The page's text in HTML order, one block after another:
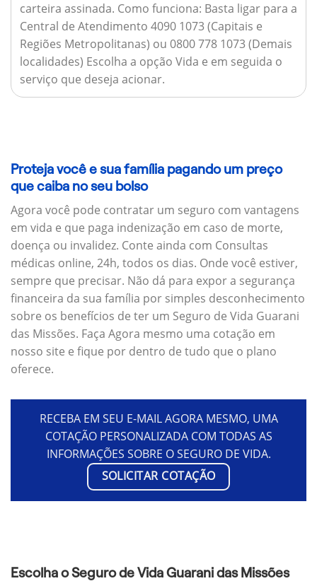
carteira assinada. Como funciona: Basta ligar para a
Central de Atendimento 4090 1073 (Capitais e
Regiões Metropolitanas) ou 0800 778 1073 (Demais
localidades) Escolha a opção Vida e em seguida o
serviço que deseja acionar.
Proteja você e sua família pagando um preço
que caiba no seu bolso
Agora você pode contratar um seguro com vantagens
em vida e que paga indenização em caso de morte,
doença ou invalidez. Conte ainda com Consultas
médicas online, 24h, todos os dias. Onde você estiver,
sempre que precisar. Não dá para expor a segurança
financeira da sua família por simples desconhecimento
sobre os benefícios de ter um Seguro de Vida Guarani
das Missões. Faça Agora mesmo uma cotação em
nosso site e fique por dentro de tudo que o plano
oferece.
RECEBA EM SEU E-MAIL AGORA MESMO, UMA
COTAÇÃO PERSONALIZADA COM TODAS AS
INFORMAÇÕES SOBRE O SEGURO DE VIDA.
SOLICITAR COTAÇÃO
Escolha o Seguro de Vida Guarani das Missões